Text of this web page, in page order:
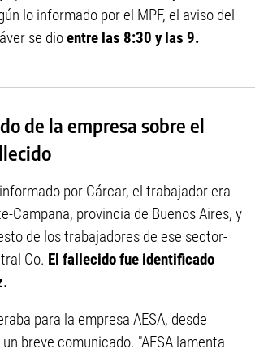
lo informado por el MPF, el aviso del
se dioentre las 8:30 y las 9.
de la empresa sobre el
por Cárcar, el trabajador era
Campana, provincia de Buenos Aires, y
de los trabajadores de ese sector-
Co. El fallecido fue identificado
para la empresa AESA, desde
breve comunicado. "AESA lamenta